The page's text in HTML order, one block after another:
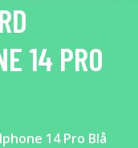
14 PRO
14 Pro Blå